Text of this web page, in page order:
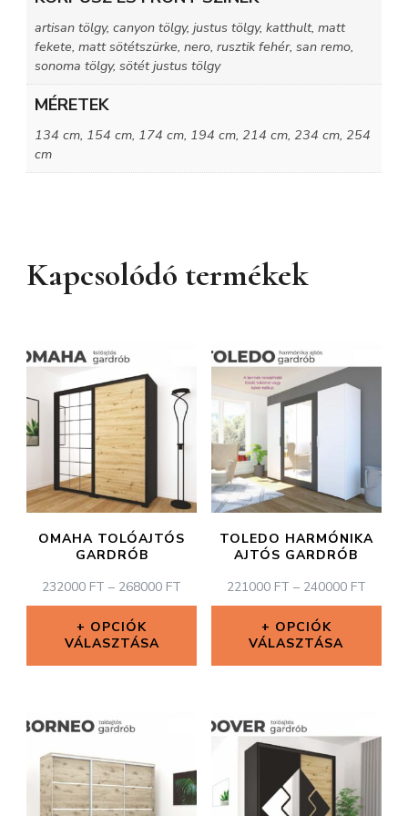
artisan tölgy, canyon tölgy, justus tölgy, katthult, matt
fekete, matt sötétszürke, nero, rusztik fehér, san remo,
sonoma tölgy, sötét justus tölgy
MÉRETEK
134 cm, 154 cm, 174 cm, 194 cm, 214 cm, 234 cm, 254
cm
Kapcsolódó termékek
OMAHA TOLÓAJTÓS
GARDRÓB
232000 FT – 268000 FT ÁRTARTOMÁNY:
232000 FT
OPCIÓK
VÁLASZTÁSA
terméknek
több
variációja
TOLEDO HARMÓNIKA
AJTÓS GARDRÓB
221000 FT – 240000 FT
OPCIÓK
VÁLASZTÁSA
terméknek
több
variációja